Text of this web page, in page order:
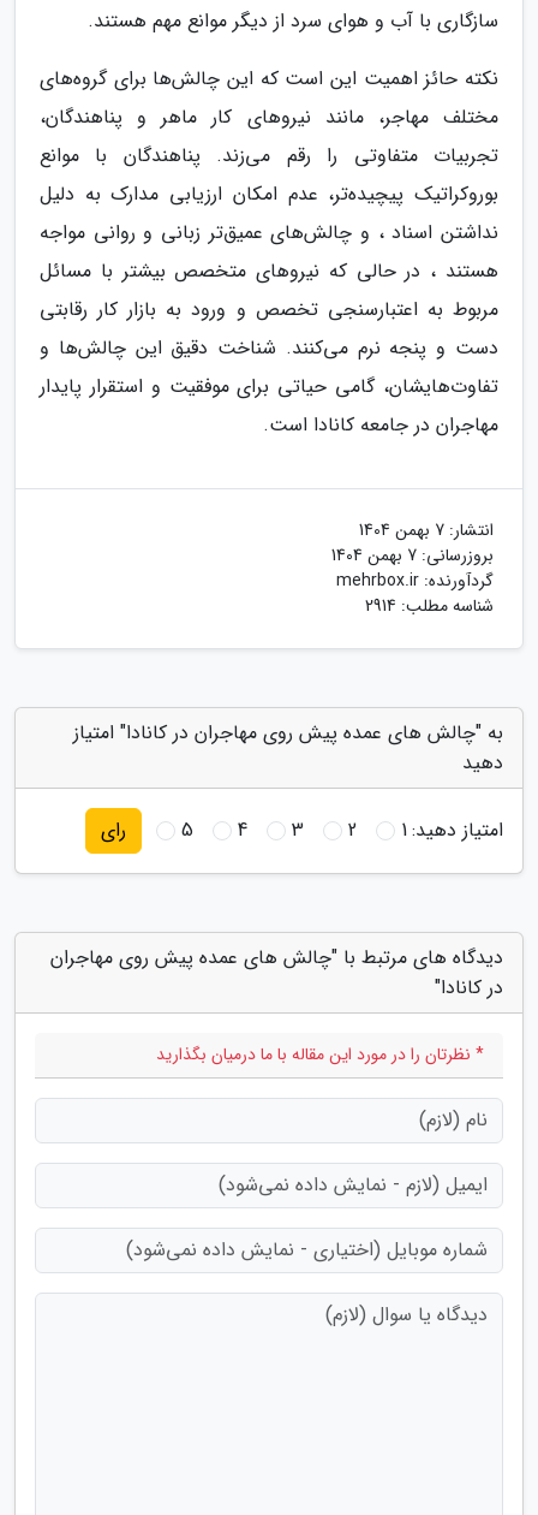
سازگاری با آب و هوای سرد از دیگر موانع مهم هستند.
نکته حائز اهمیت این است که این چالش‌ها برای گروه‌های
مختلف مهاجر، مانند نیروهای کار ماهر و پناهندگان،
تجربیات متفاوتی را رقم می‌زند. پناهندگان با موانع
بوروکراتیک پیچیده‌تر، عدم امکان ارزیابی مدارک به دلیل
نداشتن اسناد ، و چالش‌های عمیق‌تر زبانی و روانی مواجه
هستند ، در حالی که نیروهای متخصص بیشتر با مسائل
مربوط به اعتبارسنجی تخصص و ورود به بازار کار رقابتی
دست و پنجه نرم می‌کنند. شناخت دقیق این چالش‌ها و
تفاوت‌هایشان، گامی حیاتی برای موفقیت و استقرار پایدار
مهاجران در جامعه کانادا است.
انتشار: 7 بهمن 1404
بروزرسانی: 7 بهمن 1404
گردآورنده: mehrbox.ir
شناسه مطلب: 2914
به "چالش های عمده پیش روی مهاجران در کانادا" امتیاز
دهید
امتیاز دهید:1
2
3
4
5 رای
دیدگاه های مرتبط با "چالش های عمده پیش روی مهاجران
در کانادا"
* نظرتان را در مورد این مقاله با ما درمیان بگذارید